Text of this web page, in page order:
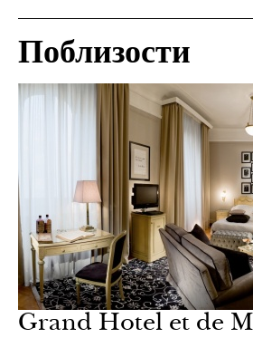
Поблизости
Grand Hotel et de